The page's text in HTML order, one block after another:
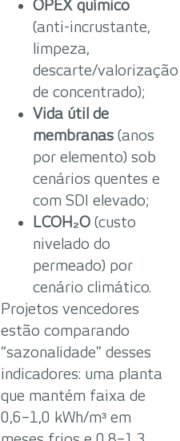
OPEX químico
(anti-incrustante,
limpeza,
descarte/valorização
de concentrado);
Vida útil de
membranas (anos
por elemento) sob
cenários quentes e
com SDI elevado;
LCOH₂O (custo
nivelado do
permeado) por
cenário climático.
Projetos vencedores
estão comparando
“sazonalidade” desses
indicadores: uma planta
que mantém faixa de
0,6–1,0 kWh/m³ em